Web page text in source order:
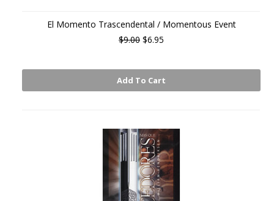
El Momento Trascendental / Momentous Event
$9.00 $6.95
Add To Cart